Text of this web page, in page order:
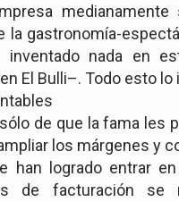
la gastronomía-
inventado nada en
El Bulli–. Todo esto
de que la fama les
los márgenes y
han logrado entrar
de facturación se